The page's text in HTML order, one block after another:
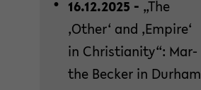
16.12.2025 - „The
‚Other‘ and ‚Em­pi­re‘
in Chris­tia­ni­ty“: Mar­
the Be­cker in Durham